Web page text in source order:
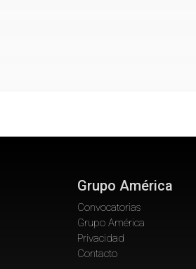
Grupo América
Convocatorias
Grupo América
Privacidad
Contacto